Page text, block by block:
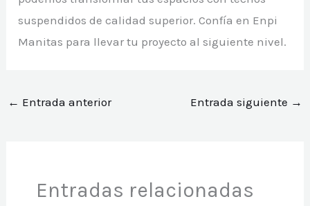
suspendidos de calidad superior. Confía en Enpi
Manitas para llevar tu proyecto al siguiente nivel.
← Entrada anterior Entrada siguiente →
Entradas relacionadas